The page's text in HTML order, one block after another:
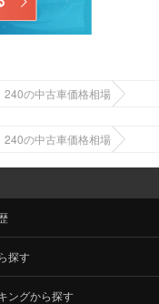
240の中古車価格相場
240の中古車価格相場
探す
ングから探す